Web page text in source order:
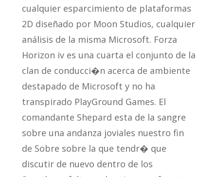
cualquier esparcimiento de plataformas
2D diseñado por Moon Studios, cualquier
análisis de la misma Microsoft. Forza
Horizon iv es una cuarta el conjunto de la
clan de conducci�n acerca de ambiente
destapado de Microsoft y no ha
transpirado PlayGround Games. El
comandante Shepard esta de la sangre
sobre una andanza joviales nuestro fin
de Sobre sobre la que tendr� que
discutir de nuevo dentro de los